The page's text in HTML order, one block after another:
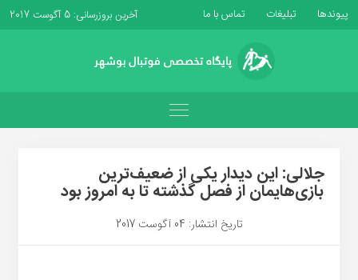
پیوندها تبلیغات تماس با ما آخرین بروزرسانی: 5 آگوست 2017
جلالى: این دیدار یکی از ضعیف‌ترین
بازی‌هایمان از فصل گذشته تا به امروز بود
تاریخ انتشار: 04 آگوست 2017